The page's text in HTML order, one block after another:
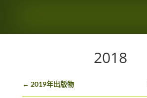
2018
← 2019年出版物